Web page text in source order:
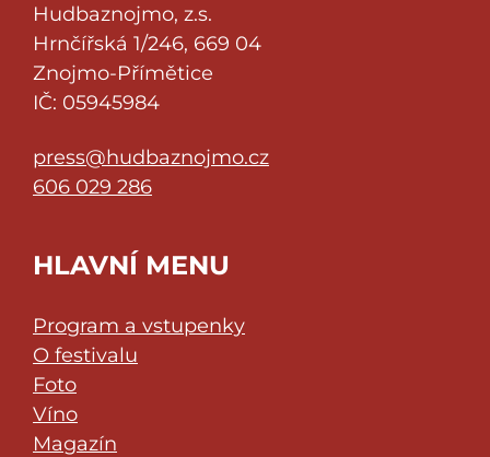
Hudbaznojmo, z.s.
Hrnčířská 1/246, 669 04
Znojmo-Přímětice
IČ: 05945984
press@hudbaznojmo.cz
606 029 286
HLAVNÍ MENU
Program a vstupenky
O festivalu
Foto
Víno
Magazín